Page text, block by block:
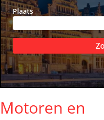
Plaats
Motoren en